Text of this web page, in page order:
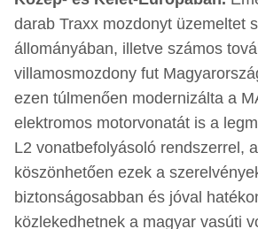
darab Traxx mozdonyt üzemeltet
állományában, illetve számos
villamosmozdony fut
ezen túlmenően modernizálta a
elektromos motorvonatát is a
L2 vonatbefolyásoló rendszerrel,
köszönhetően ezek a
biztonságosabban és jóval
közlekedhetnek a magyar vasúti